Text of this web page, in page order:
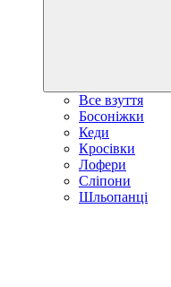
Все взуття
Босоніжки
Кеди
Кросівки
Лофери
Сліпони
Шльопанці